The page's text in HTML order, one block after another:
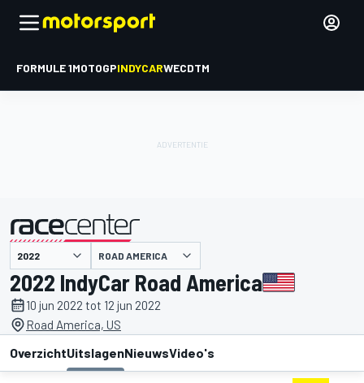
FORMULE 1MOTOGPINDYCARWECDTM
gepresenteerd door ROAD AMERICA
2022 IndyCar Road America
10 jun 2022 tot 12 jun 2022
Road America, US
OverzichtUitslagenNieuwsVideo's